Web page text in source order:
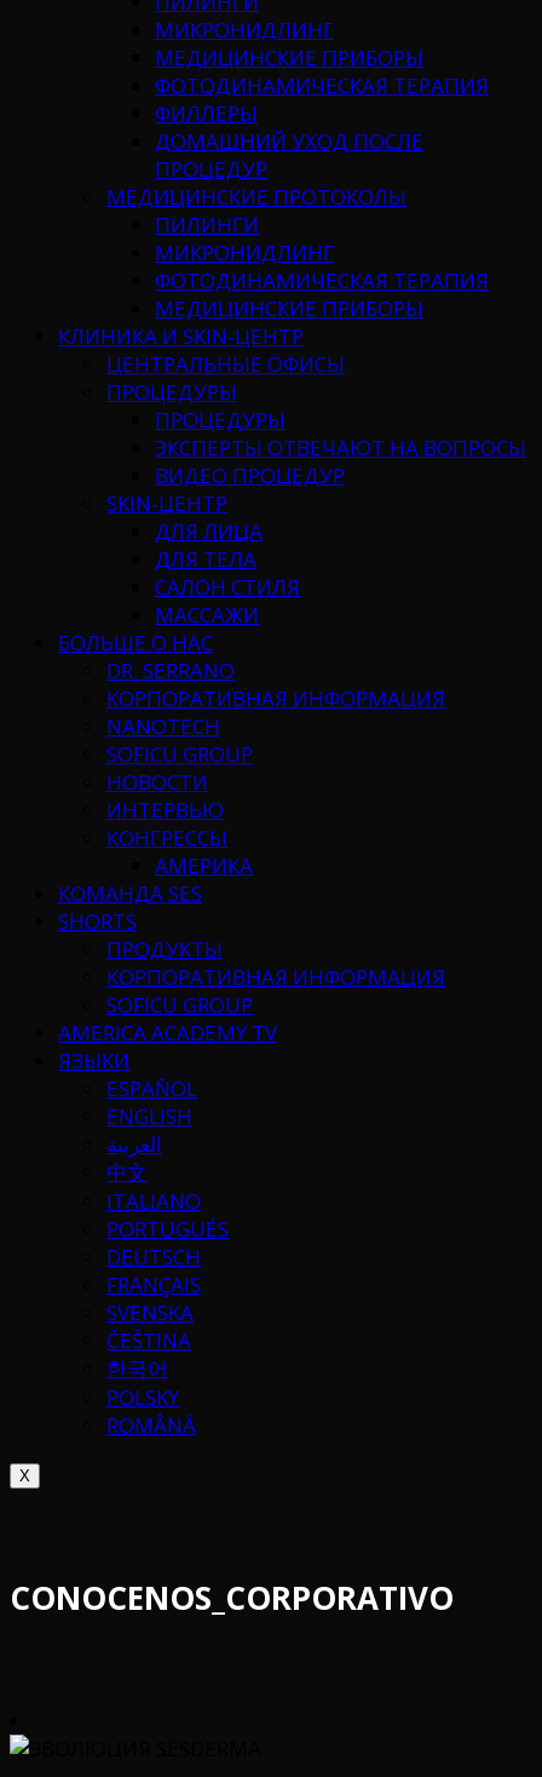
МИКРОНИДЛИНГ
МЕДИЦИНСКИЕ ПРИБОРЫ
ФОТОДИНАМИЧЕСКАЯ ТЕРАПИЯ
ФИЛЛЕРЫ
ДОМАШНИЙ УХОД ПОСЛЕ
ПРОЦЕДУР
МЕДИЦИНСКИЕ ПРОТОКОЛЫ
ПИЛИНГИ
МИКРОНИДЛИНГ
ФОТОДИНАМИЧЕСКАЯ ТЕРАПИЯ
МЕДИЦИНСКИЕ ПРИБОРЫ
КЛИНИКА И SKIN-ЦЕНТР
ЦЕНТРАЛЬНЫЕ ОФИСЫ
ПРОЦЕДУРЫ
ПРОЦЕДУРЫ
ЭКСПЕРТЫ ОТВЕЧАЮТ НА ВОПРОСЫ
ВИДЕО ПРОЦЕДУР
SKIN-ЦЕНТР
ДЛЯ ЛИЦА
ДЛЯ ТЕЛА
САЛОН СТИЛЯ
МАССАЖИ
БОЛЬШЕ О НАС
DR. SERRANO
КОРПОРАТИВНАЯ ИНФОРМАЦИЯ
NANOTECH
SOFICU GROUP
НОВОСТИ
ИНТЕРВЬЮ
КОНГРЕССЫ
АМЕРИКА
КОМАНДА SES
SHORTS
ПРОДУКТЫ
КОРПОРАТИВНАЯ ИНФОРМАЦИЯ
SOFICU GROUP
AMERICA ACADEMY TV
ЯЗЫКИ
ESPAÑOL
ENGLISH
العربية
中文
ITALIANO
PORTUGUÉS
DEUTSCH
FRANÇAIS
SVENSKA
ČEŠTINA
한국어
POLSKY
ROMÂNĂ
X
CONOCENOS_CORPORATIVO